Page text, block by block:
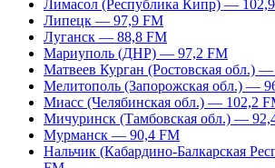
Лимасол (Республика Кипр) —
Липецк — 97,9 FM
Луганск — 88,8 FM
Мариуполь (ДНР) — 97,2 FM
Матвеев Курган (Ростовская обл.)
Мелитополь (Запорожская обл.) —
Миасс (Челябинская обл.) — 102,2
Мичуринск (Тамбовская обл.) —
Мурманск — 90,4 FM
Нальчик (Кабардино-Балкарская